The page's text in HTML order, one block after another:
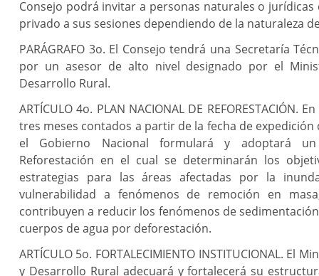
Consejo podrá invitar a personas naturales o
privado a sus sesiones dependiendo de la naturaleza
PARÁGRAFO 3o. El Consejo tendrá una Secretaría
por un asesor de alto nivel designado por el
Desarrollo Rural.
ARTÍCULO 4o. PLAN NACIONAL DE REFORESTACIÓN.
tres meses contados a partir de la fecha de
el Gobierno Nacional formulará y adoptará
Reforestación en el cual se determinarán los
estrategias para las áreas afectadas por la
vulnerabilidad a fenómenos de remoción en
contribuyen a reducir los fenómenos de
cuerpos de agua por deforestación.
ARTÍCULO 5o. FORTALECIMIENTO INSTITUCIONAL. El
y Desarrollo Rural adecuará y fortalecerá su